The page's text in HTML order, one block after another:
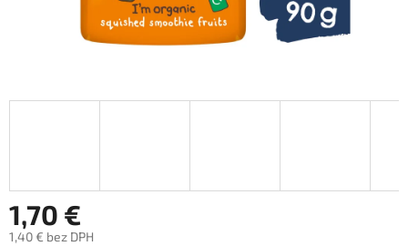
1,70 €
1,40 € bez DPH